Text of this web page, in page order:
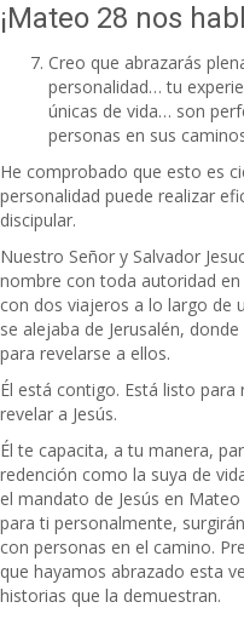
¡Mateo 28 nos
Creo que abrazarás
personalidad… tu
únicas de vida… son
personas en sus
He comprobado que esto es
personalidad puede realizar
discipular.
Nuestro Señor y Salvador
nombre con toda autoridad
con dos viajeros a lo largo de
se alejaba de Jerusalén,
para revelarse a ellos.
Él está contigo. Está listo
revelar a Jesús.
Él te capacita, a tu manera,
redención como la suya de
el mandato de Jesús en
para ti personalmente,
con personas en el camino.
que hayamos abrazado esta
historias que la demuestran.